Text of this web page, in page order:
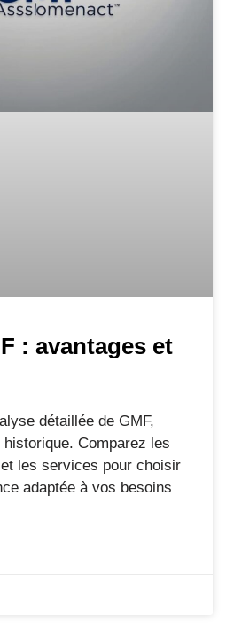
: avantages et
détaillée de GMF,
Comparez les
les services pour choisir
adaptée à vos besoins